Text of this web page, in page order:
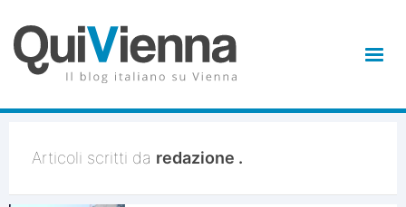
Articoli scritti da redazione .